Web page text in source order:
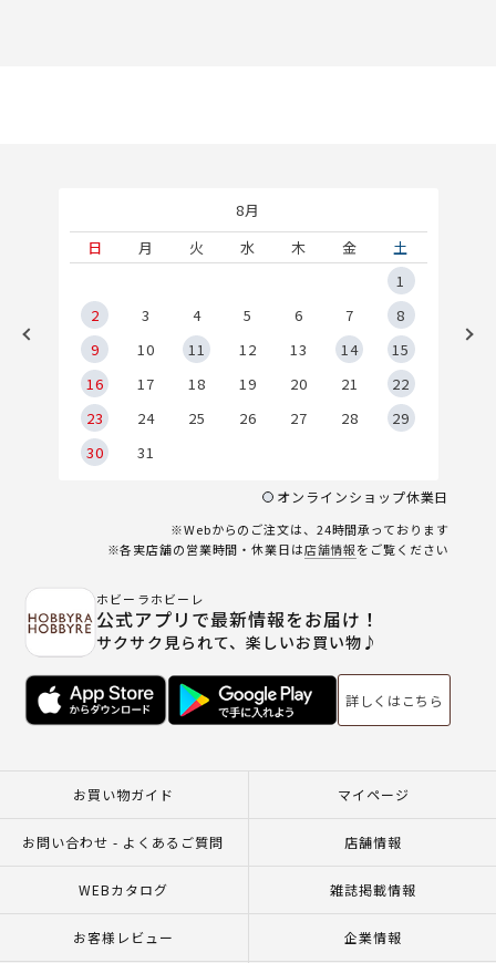
8月
日
月 火 水 木 金
土
1
2
3 4 5 6 7
8
9
10 11 12 13 14
15
16
17 18 19 20 21
22
23
24 25 26 27 28
29
30
31
オンラインショップ休業日
※Webからのご注文は、24時間承っております
※各実店舗の営業時間・休業日は店舗情報をご覧ください
ホビーラホビーレ
公式アプリで最新情報をお届け！
サクサク見られて、楽しいお買い物♪
詳しくはこちら
お買い物ガイド マイページ
お問い合わせ - よくあるご質問 店舗情報
WEBカタログ 雑誌掲載情報
お客様レビュー 企業情報